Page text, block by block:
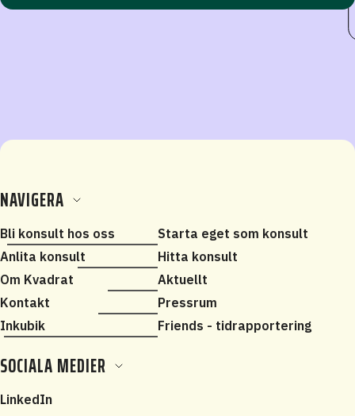
NAVIGERA
Bli konsult hos oss
Starta eget som konsult
Anlita konsult
Hitta konsult
Om Kvadrat
Aktuellt
Kontakt
Pressrum
Inkubik
Friends - tidrapportering
SOCIALA MEDIER
LinkedIn